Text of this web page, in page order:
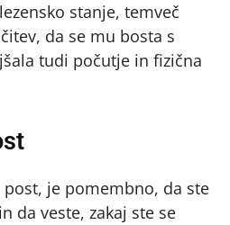
stanje, temveč
da se mu bosta s
tudi počutje in fizična
je pomembno, da ste
da veste, zakaj ste se